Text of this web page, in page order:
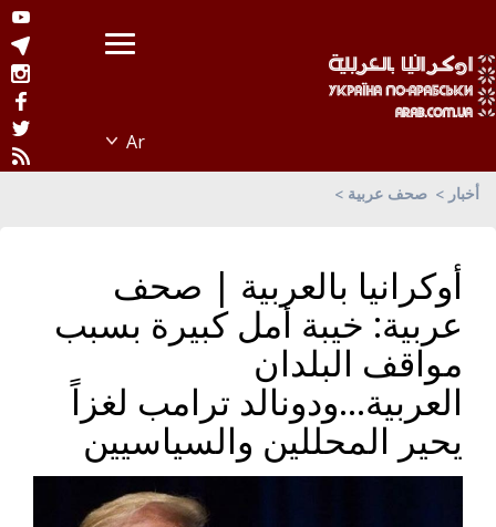
أخبار صحف عربية
أوكرانيا بالعربية | صحف
عربية: خيبة أمل كبيرة بسبب
مواقف البلدان
العربية...ودونالد ترامب لغزاً
يحير المحللين والسياسيين